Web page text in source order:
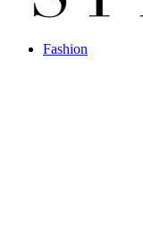
Fashion